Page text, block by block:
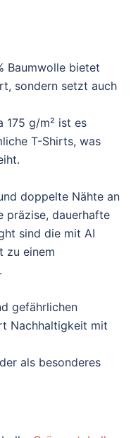
Baumwolle bietet
sondern setzt auch
175 g/m² ist es
T-Shirts, was
doppelte Nähte an
präzise, dauerhafte
sind die mit AI
zu einem
gefährlichen
Nachhaltigkeit mit
als besonderes